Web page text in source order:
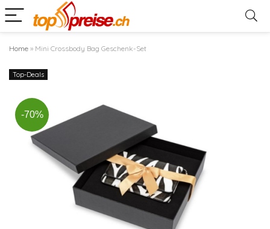
Home » Mini Crossbody Bag Geschenk-Set
Top-Deals
-70%